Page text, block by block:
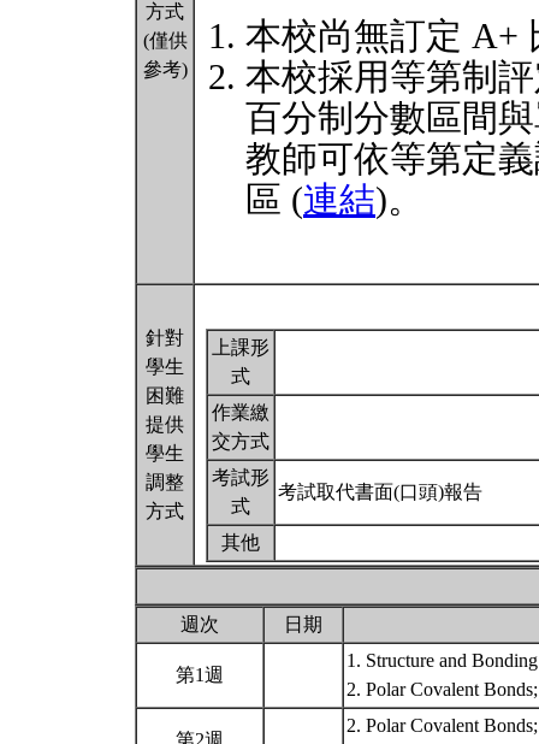
方式
(僅供
參考)
本校尚無訂定 A+
本校採用等第制
百分制分數區間
教師可依等第定
區 (連結)。
針對
學生
困難
提供
學生
調整
方式
上課形
式
作業繳
交方式
考試形
式
考試取代書面(口頭)報告
其他
週次 日期
第1週
1. Structure and Bonding
2. Polar Covalent
第2週
2. Polar Covalent